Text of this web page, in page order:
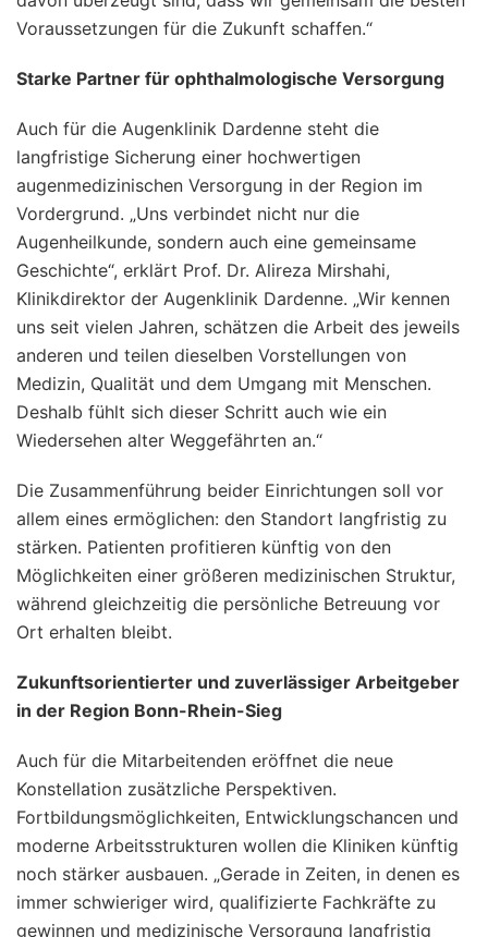
Voraussetzungen für die Zukunft schaffen.“
Starke Partner für ophthalmologische Versorgung
Auch für die Augenklinik Dardenne steht die
langfristige Sicherung einer hochwertigen
augenmedizinischen Versorgung in der Region im
Vordergrund. „Uns verbindet nicht nur die
Augenheilkunde, sondern auch eine gemeinsame
Geschichte“, erklärt Prof. Dr. Alireza Mirshahi,
Klinikdirektor der Augenklinik Dardenne. „Wir kennen
uns seit vielen Jahren, schätzen die Arbeit des jeweils
anderen und teilen dieselben Vorstellungen von
Medizin, Qualität und dem Umgang mit Menschen.
Deshalb fühlt sich dieser Schritt auch wie ein
Wiedersehen alter Weggefährten an.“
Die Zusammenführung beider Einrichtungen soll vor
allem eines ermöglichen: den Standort langfristig zu
stärken. Patienten profitieren künftig von den
Möglichkeiten einer größeren medizinischen Struktur,
während gleichzeitig die persönliche Betreuung vor
Ort erhalten bleibt.
Zukunftsorientierter und zuverlässiger Arbeitgeber
in der Region Bonn-Rhein-Sieg
Auch für die Mitarbeitenden eröffnet die neue
Konstellation zusätzliche Perspektiven.
Fortbildungsmöglichkeiten, Entwicklungschancen und
moderne Arbeitsstrukturen wollen die Kliniken künftig
noch stärker ausbauen. „Gerade in Zeiten, in denen es
immer schwieriger wird, qualifizierte Fachkräfte zu
gewinnen und medizinische Versorgung langfristig